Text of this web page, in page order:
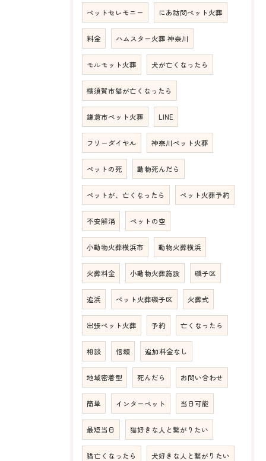
ペットセレモニー にあ訪問ペット火葬
料金 ハムスター火葬 神奈川
モルモット火葬 犬が亡くなったら
横須賀市猫が亡くなったら
鎌倉市ペット火葬 LINE
フリーダイヤル 神奈川ペット火葬
ペットの死 動物死んだら
ペットが、亡くなったら ペット火葬予約
不安解消 ペットの空
小動物火葬横浜市 動物火葬横浜
火葬料金 小動物火葬施設 磯子区
追浜 ペット火葬磯子区 火葬式
出張ペット火葬 予約 亡くなったら
相談 信頼 追加料金なし
地域密着型 死んだら お問い合わせ
簡単 インターペット 当日可能
最短当日 猫好きな人と繋がりたい
猫亡くなったら 犬好きな人と繋がりたい